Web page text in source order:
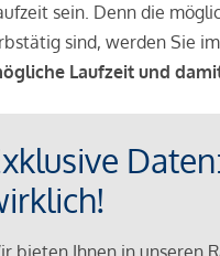
sein. Denn die
sind, werden Sie
Laufzeit und